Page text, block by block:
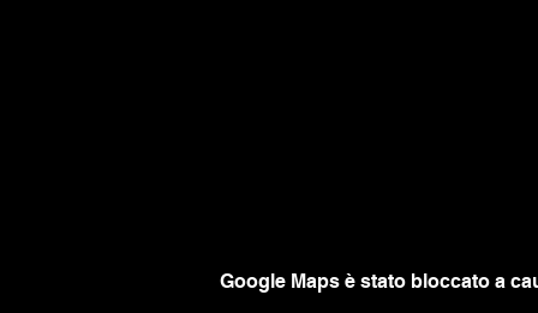
Google Maps è stato bloccato a